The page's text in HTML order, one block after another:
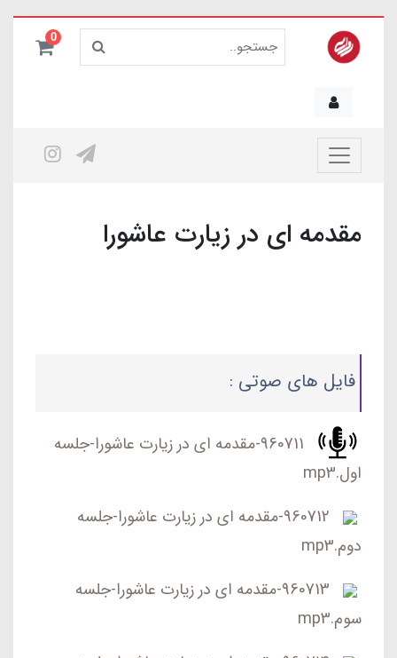
0
مقدمه ای در زیارت عاشورا
فایل های صوتی :
960711-مقدمه ای در زیارت عاشورا-جلسه
اول.mp3
960712-مقدمه ای در زیارت عاشورا-جلسه
دوم.mp3
960713-مقدمه ای در زیارت عاشورا-جلسه
سوم.mp3